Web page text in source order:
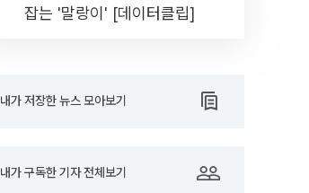
잡는 '말랑이' [데이터클립]
내가 저장한 뉴스 모아보기
내가 구독한 기자 전체보기